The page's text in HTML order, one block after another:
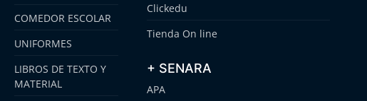
COMEDOR ESCOLAR
UNIFORMES
LIBROS DE TEXTO Y
MATERIAL
Clickedu
Tienda On line
+ SENARA
APA